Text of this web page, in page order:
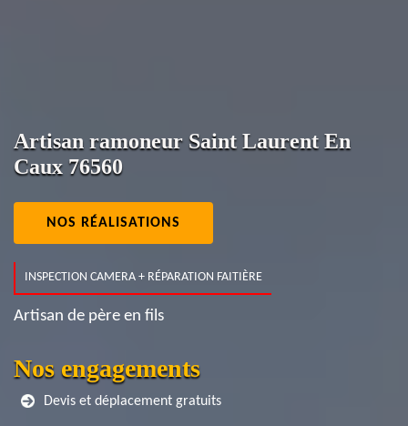
Artisan ramoneur Saint Laurent En
Caux 76560
NOS RÉALISATIONS
INSPECTION CAMERA + RÉPARATION FAITIÈRE
Artisan de père en fils
Nos engagements
Devis et déplacement gratuits